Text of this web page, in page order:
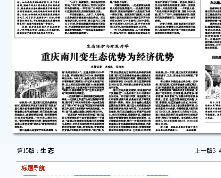
第15版： 生 态 上一版3 4
标题导航